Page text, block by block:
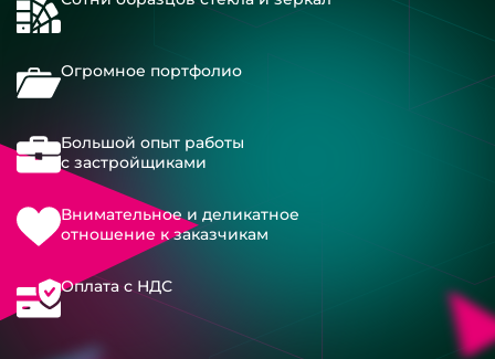
Огромное портфолио
Большой опыт работы
с застройщиками
Внимательное и деликатное
отношение к заказчикам
Оплата с НДС